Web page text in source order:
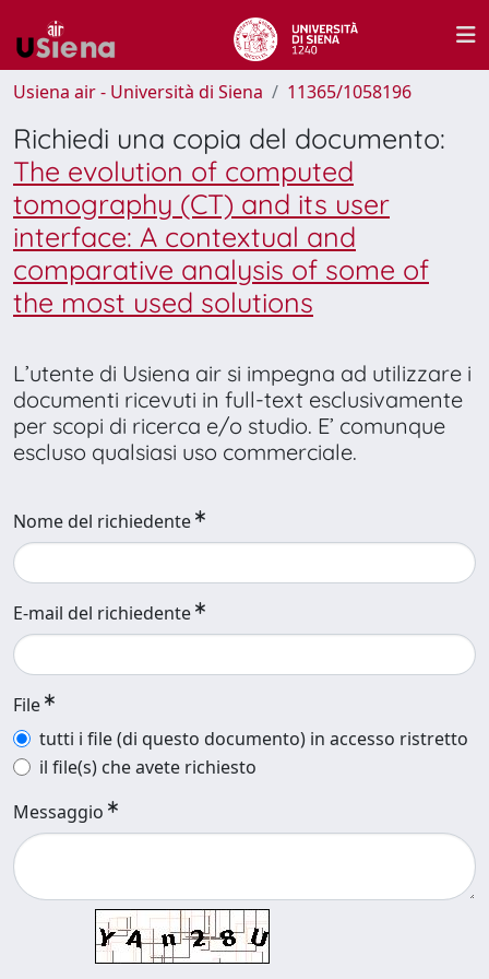
Usiena air - Università di Siena 11365/1058196
Richiedi una copia del documento:
The evolution of computed
tomography (CT) and its user
interface: A contextual and
comparative analysis of some of
the most used solutions
L’utente di Usiena air si impegna ad utilizzare i
documenti ricevuti in full-text esclusivamente
per scopi di ricerca e/o studio. E’ comunque
escluso qualsiasi uso commerciale.
Nome del richiedente
E-mail del richiedente
File
tutti i file (di questo documento) in accesso ristretto
il file(s) che avete richiesto
Messaggio